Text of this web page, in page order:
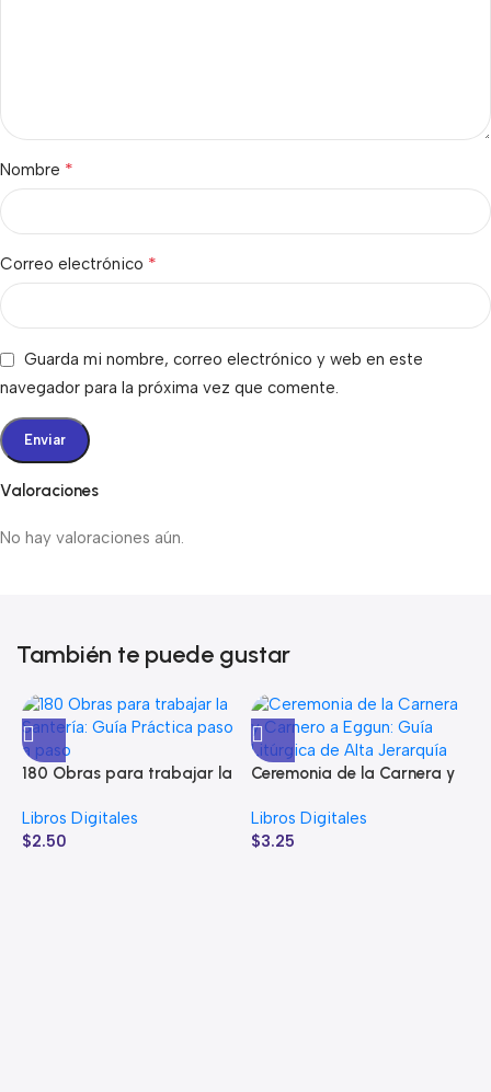
Valoraciones
No hay valoraciones aún.
Nombre *
Correo electrónico *
Guarda mi nombre, correo electrónico y web en este
navegador para la próxima vez que comente.
También te puede gustar
180 Obras para trabajar la
paso a paso
Libros Digitales
$2.50
Ceremonia de la Carnera y
Litúrgica de Alta Jerarquía
Libros Digitales
$3.25